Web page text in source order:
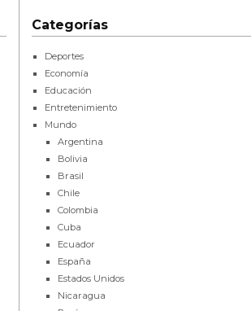
Categorías
Deportes
Economía
Educación
Entretenimiento
Mundo
Argentina
Bolivia
Brasil
Chile
Colombia
Cuba
Ecuador
España
Estados Unidos
Nicaragua